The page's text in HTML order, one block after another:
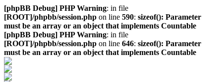
[phpBB Debug] PHP Warning: in file
[ROOT]/phpbb/session.php on line 590: sizeof(): Parameter
must be an array or an object that implements Countable
[phpBB Debug] PHP Warning: in file
[ROOT]/phpbb/session.php on line 646: sizeof(): Parameter
must be an array or an object that implements Countable